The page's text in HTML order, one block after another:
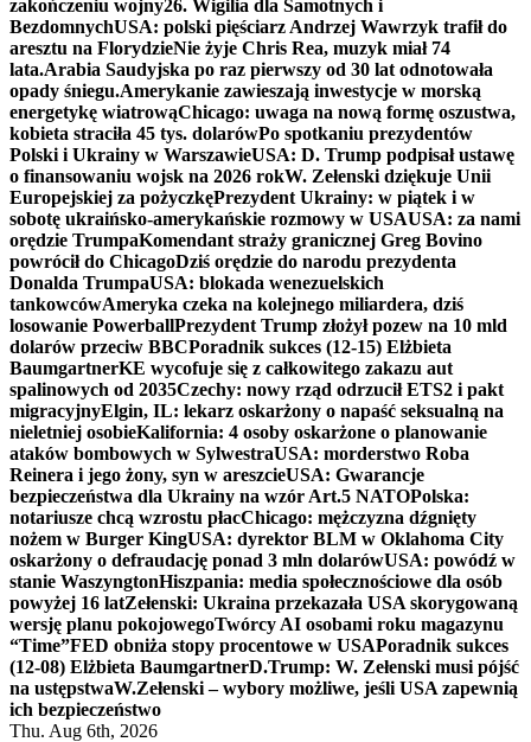
zakończeniu wojny26. Wigilia dla Samotnych i
BezdomnychUSA: polski pięściarz Andrzej Wawrzyk trafił do
aresztu na FlorydzieNie żyje Chris Rea, muzyk miał 74
lata.Arabia Saudyjska po raz pierwszy od 30 lat odnotowała
opady śniegu.Amerykanie zawieszają inwestycje w morską
energetykę wiatrowąChicago: uwaga na nową formę oszustwa,
kobieta straciła 45 tys. dolarówPo spotkaniu prezydentów
Polski i Ukrainy w WarszawieUSA: D. Trump podpisał ustawę
o finansowaniu wojsk na 2026 rokW. Zełenski dziękuje Unii
Europejskiej za pożyczkęPrezydent Ukrainy: w piątek i w
sobotę ukraińsko-amerykańskie rozmowy w USAUSA: za nami
orędzie TrumpaKomendant straży granicznej Greg Bovino
powrócił do ChicagoDziś orędzie do narodu prezydenta
Donalda TrumpaUSA: blokada wenezuelskich
tankowcówAmeryka czeka na kolejnego miliardera, dziś
losowanie PowerballPrezydent Trump złożył pozew na 10 mld
dolarów przeciw BBCPoradnik sukces (12-15) Elżbieta
BaumgartnerKE wycofuje się z całkowitego zakazu aut
spalinowych od 2035Czechy: nowy rząd odrzucił ETS2 i pakt
migracyjnyElgin, IL: lekarz oskarżony o napaść seksualną na
nieletniej osobieKalifornia: 4 osoby oskarżone o planowanie
ataków bombowych w SylwestraUSA: morderstwo Roba
Reinera i jego żony, syn w areszcieUSA: Gwarancje
bezpieczeństwa dla Ukrainy na wzór Art.5 NATOPolska:
notariusze chcą wzrostu płacChicago: mężczyzna dźgnięty
nożem w Burger KingUSA: dyrektor BLM w Oklahoma City
oskarżony o defraudację ponad 3 mln dolarówUSA: powódź w
stanie WaszyngtonHiszpania: media społecznościowe dla osób
powyżej 16 latZełenski: Ukraina przekazała USA skorygowaną
wersję planu pokojowegoTwórcy AI osobami roku magazynu
“Time”FED obniża stopy procentowe w USAPoradnik sukces
(12-08) Elżbieta BaumgartnerD.Trump: W. Zełenski musi pójść
na ustępstwaW.Zełenski – wybory możliwe, jeśli USA zapewnią
ich bezpieczeństwo
Thu. Aug 6th, 2026